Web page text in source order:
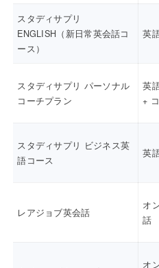
スタディサプリ
ENGLISH（新日常英会話コ
ース）
英
スタディサプリ パーソナル
コーチプラン
英
+
スタディサプリ ビジネス英
語コース
英
レアジョブ英会話
オ
話
オ